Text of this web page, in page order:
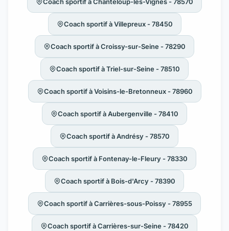
Coach sportif à Villepreux - 78450
Coach sportif à Croissy-sur-Seine - 78290
Coach sportif à Triel-sur-Seine - 78510
Coach sportif à Voisins-le-Bretonneux - 78960
Coach sportif à Aubergenville - 78410
Coach sportif à Andrésy - 78570
Coach sportif à Fontenay-le-Fleury - 78330
Coach sportif à Bois-d'Arcy - 78390
Coach sportif à Carrières-sous-Poissy - 78955
Coach sportif à Carrières-sur-Seine - 78420